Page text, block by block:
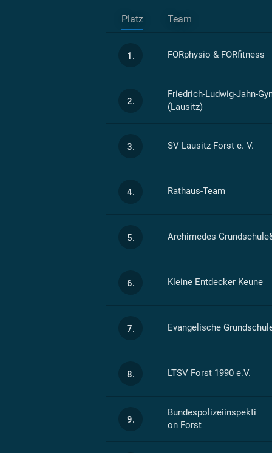
Platz Team
1. FORphysio & FORfitness
2.
Friedrich-Ludwig-Jahn-
(Lausitz)
3. SV Lausitz Forst e. V.
4. Rathaus-Team
5. Archimedes
6. Kleine Entdecker Keune
7. Evangelische
8. LTSV Forst 1990 e.V.
9.
Bundespolizeiinspekti
on Forst